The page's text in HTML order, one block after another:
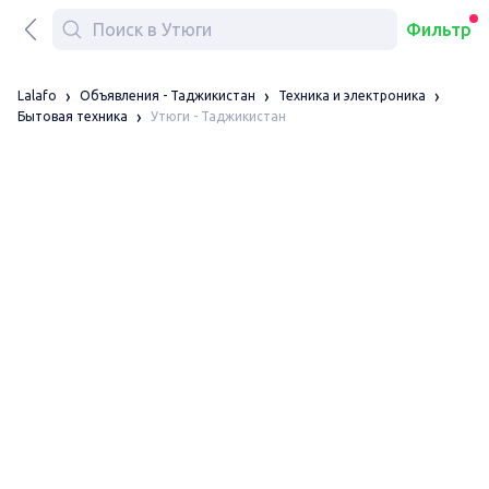
Фильтр
Lalafo Объявления - Таджикистан
Техника и электроника
Бытовая техника
Утюги - Таджикистан